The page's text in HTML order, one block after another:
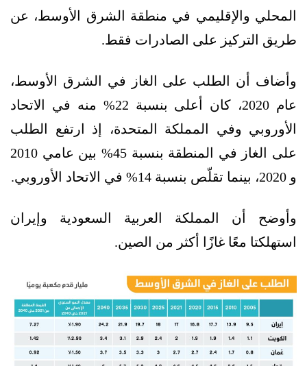
المحلي والإقليمي في منطقة الشرق الأوسط، عن
طريق التركيز على الصادرات فقط.
وأضاف أن الطلب على الغاز في الشرق الأوسط،
عام 2020، كان أعلى بنسبة 22% منه في الاتحاد
الأوروبي وفي المملكة المتحدة، إذ ارتفع الطلب
على الغاز في المنطقة بنسبة 45% بين عامي 2010
و 2020، بينما تقلّص بنسبة 14% في الاتحاد الأوروبي.
وأوضح أن المملكة العربية السعودية وإيران
استهلكتا معًا غازًا أكثر من الصين.